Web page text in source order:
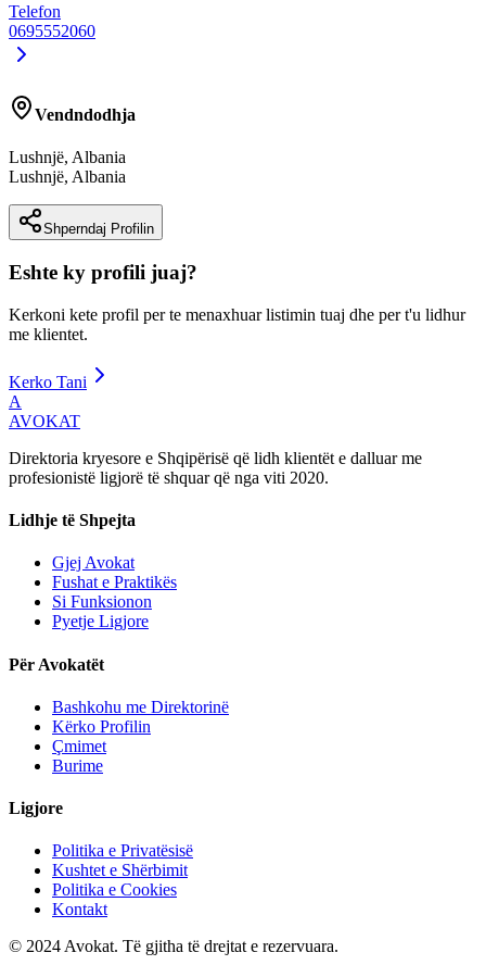
Telefon
0695552060
Vendndodhja
Lushnjë, Albania
Lushnjë, Albania
Shperndaj Profilin
Eshte ky profili juaj?
Kerkoni kete profil per te menaxhuar listimin tuaj dhe per t'u lidhur
me klientet.
Kerko Tani
A
AVOKAT
Direktoria kryesore e Shqipërisë që lidh klientët e dalluar me
profesionistë ligjorë të shquar që nga viti 2020.
Lidhje të Shpejta
Gjej Avokat
Fushat e Praktikës
Si Funksionon
Pyetje Ligjore
Për Avokatët
Bashkohu me Direktorinë
Kërko Profilin
Çmimet
Burime
Ligjore
Politika e Privatësisë
Kushtet e Shërbimit
Politika e Cookies
Kontakt
© 2024 Avokat. Të gjitha të drejtat e rezervuara.